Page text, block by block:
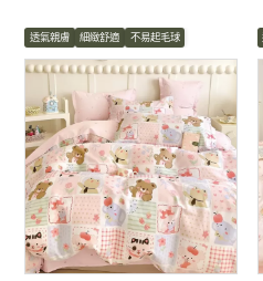
透氣親膚 細緻舒適 不易起毛球